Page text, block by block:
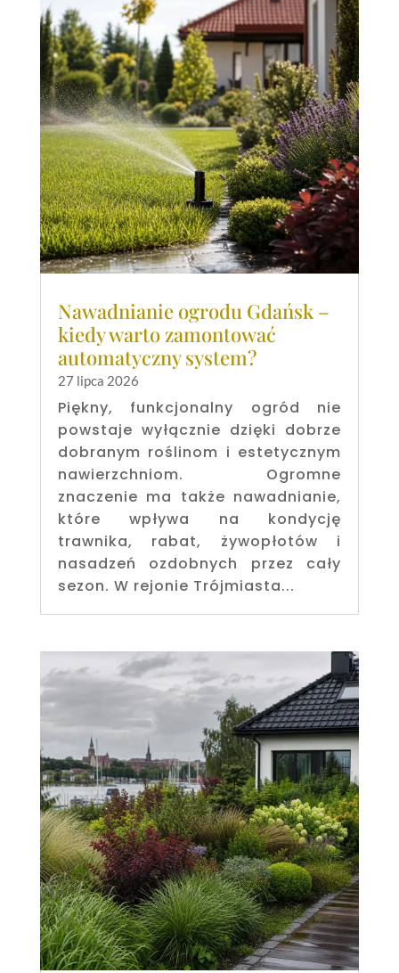
Nawadnianie ogrodu Gdańsk –
kiedy warto zamontować
automatyczny system?
27 lipca 2026
Piękny, funkcjonalny ogród nie
powstaje wyłącznie dzięki dobrze
dobranym roślinom i estetycznym
nawierzchniom. Ogromne
znaczenie ma także nawadnianie,
które wpływa na kondycję
trawnika, rabat, żywopłotów i
nasadzeń ozdobnych przez cały
sezon. W rejonie Trójmiasta...